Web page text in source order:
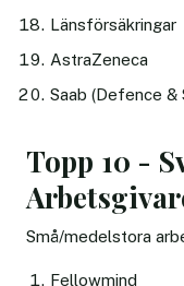
Länsförsäkringar
AstraZeneca
Saab (Defence &
Topp 10 -
Små/medelstora
Fellowmind